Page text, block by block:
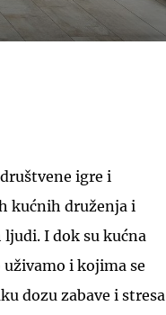
igre i
kućnih druženja i
I dok su kućna
i kojima se
dozu zabave i stresa